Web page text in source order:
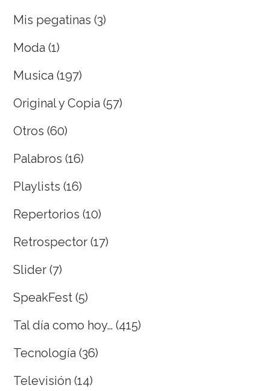
Mis pegatinas (3)
Moda (1)
Musica (197)
Original y Copia (57)
Otros (60)
Palabros (16)
Playlists (16)
Repertorios (10)
Retrospector (17)
Slider (7)
SpeakFest (5)
Tal día como hoy… (415)
Tecnología (36)
Televisión (14)